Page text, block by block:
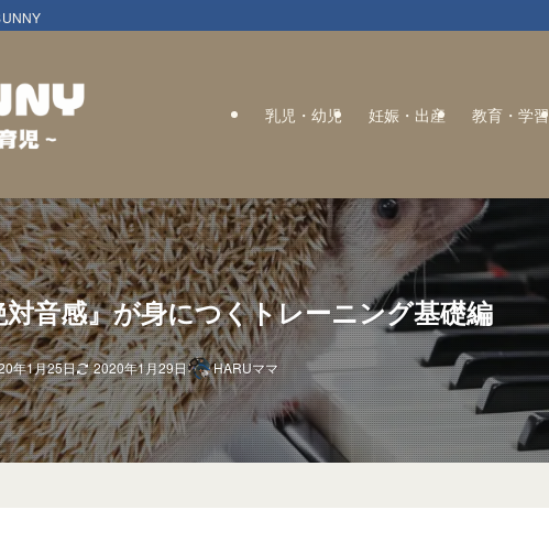
乳児・幼児 妊娠・出産 教育・学習
音感』が身につくトレーニング基礎編
年1月25日 2020年1月29日 HARUママ